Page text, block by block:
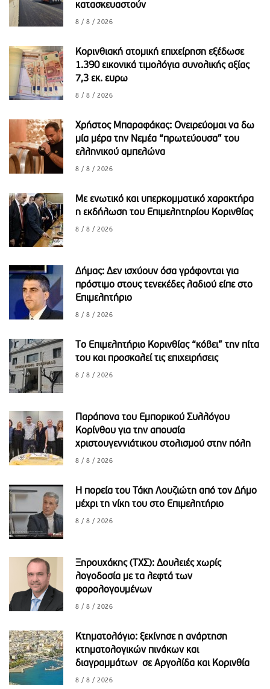
κατασκευαστούν
8 / 8 / 2026
Κορινθιακή ατομική επιχείρηση εξέδωσε
1.390 εικονικά τιμολόγια συνολικής αξίας
7,3 εκ. ευρω
8 / 8 / 2026
Χρήστος Μπαραφάκας: Ονειρεύομαι να δω
μία μέρα την Νεμέα “πρωτεύουσα” του
ελληνικού αμπελώνα
8 / 8 / 2026
Με ενωτικό και υπερκομματικό χαρακτήρα
η εκδήλωση του Επιμελητηρίου Κορινθίας
8 / 8 / 2026
Δήμας: Δεν ισχύουν όσα γράφονται για
πρόστιμο στους τενεκέδες λαδιού είπε στο
Επιμελητήριο
8 / 8 / 2026
Το Επιμελητήριο Κορινθίας “κόβει” την πίτα
του και προσκαλεί τις επιχειρήσεις
8 / 8 / 2026
Παράπονα του Εμπορικού Συλλόγου
Κορίνθου για την απουσία
χριστουγεννιάτικου στολισμού στην πόλη
8 / 8 / 2026
Η πορεία του Τάκη Λουζιώτη από τον Δήμο
μέχρι τη νίκη του στο Επιμελητήριο
8 / 8 / 2026
Ξηρουχάκης (ΤΧΣ): Δουλειές χωρίς
λογοδοσία με τα λεφτά των
φορολογουμένων
8 / 8 / 2026
Κτηματολόγιο: ξεκίνησε η ανάρτηση
κτηματολογικών πινάκων και
διαγραμμάτων σε Αργολίδα και Κορινθία
8 / 8 / 2026